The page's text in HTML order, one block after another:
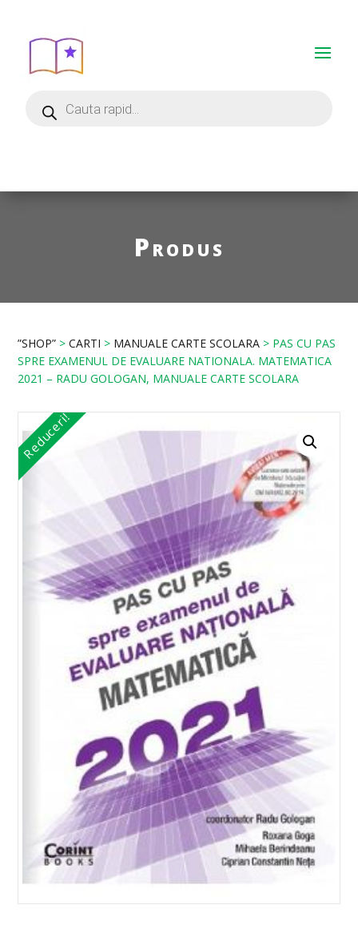
Produs
”SHOP” >CARTI > MANUALE CARTE SCOLARA > PAS CU PAS
SPRE EXAMENUL DE EVALUARE NATIONALA. MATEMATICA
2021 – RADU GOLOGAN, MANUALE CARTE SCOLARA
Reduceri!